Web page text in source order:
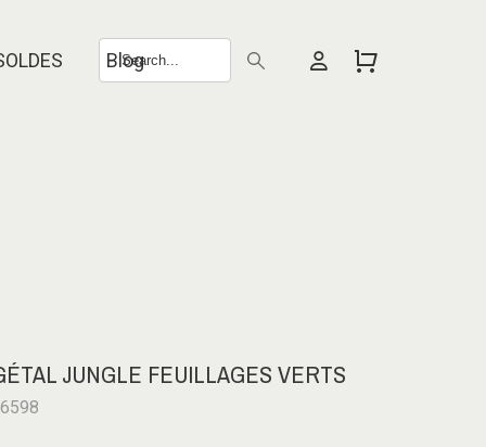
Blog
JUNGLE FEUILLAGES VERTS